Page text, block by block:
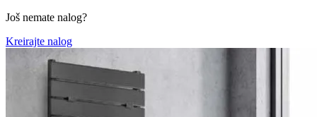
Još nemate nalog?
Kreirajte nalog